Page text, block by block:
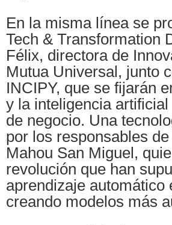
En la misma línea se
Tech & Transformation
Félix, directora de
Mutua Universal, junto
INCIPY, que se fijarán
y la inteligencia
de negocio. Una
por los responsables
Mahou San Miguel,
revolución que han
aprendizaje automático
creando modelos más